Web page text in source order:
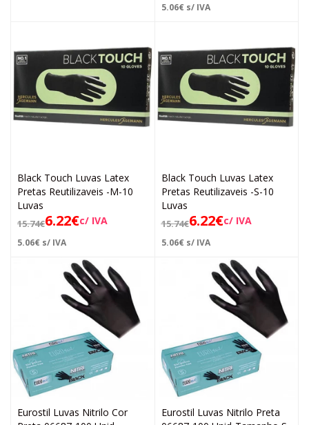
5.06€ s/ IVA
Black Touch Luvas Latex
Pretas Reutilizaveis -M-10
Luvas
15.74€6.22€c/ IVA
5.06€ s/ IVA
Black Touch Luvas Latex
Pretas Reutilizaveis -S-10
Luvas
15.74€6.22€c/ IVA
5.06€ s/ IVA
Eurostil Luvas Nitrilo Cor
Eurostil Luvas Nitrilo Preta